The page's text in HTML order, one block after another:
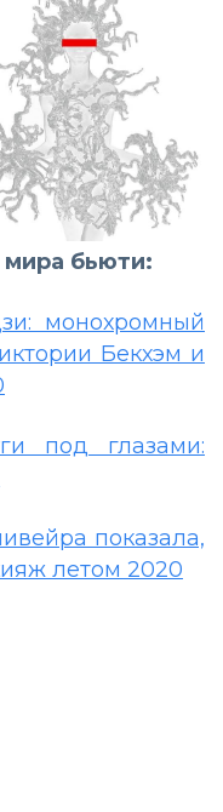
бьюти:
монохромный
Бекхэм и
под глазами:
показала,
летом 2020